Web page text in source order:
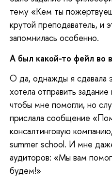
тему «Кем ты
крутой преподаватель, и
запомнилась особенно.
А был какой-то фейл во
О да, однажды я сдавала
хотела отправить
чтобы мне помогли, но
прислала сообщение
консалтинговую
summer school. И мне
аудиторов: «Мы вам
будем!»